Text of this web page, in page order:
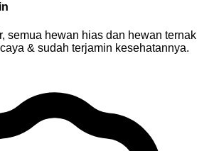
semua hewan hias dan hewan ternak
& sudah terjamin kesehatannya.